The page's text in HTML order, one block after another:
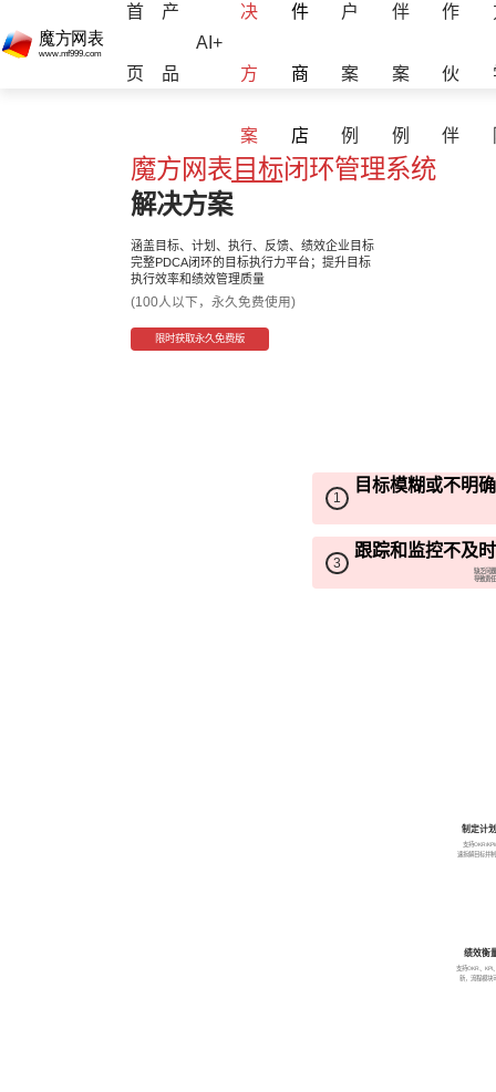
首
页
产
品
AI+
决
方
案
件
商
店
户
案
例
伴
案
例
作
伙
伴
魔方网表目标闭环管理系统
解决方案
涵盖目标、计划、执行、反馈、绩效企业目标
完整PDCA闭环的目标执行力平台；提升目标
执行效率和绩效管理质量
(100人以下，永久免费使用)
限时获取永久免费版
1
目标模糊或不明确
3
跟踪和监控不及时
缺乏问
导致责
制定计
支持OKR/
速拆解目标并
绩效衡
支持OKR、KPI
新，流程模块